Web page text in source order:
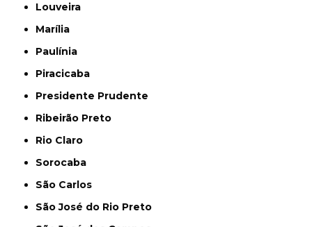
Louveira
Marília
Paulínia
Piracicaba
Presidente Prudente
Ribeirão Preto
Rio Claro
Sorocaba
São Carlos
São José do Rio Preto